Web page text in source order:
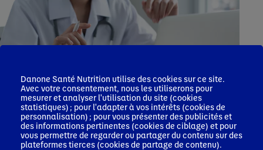
Accédez à nos formations !
Danone Santé Nutrition utilise des cookies sur ce site.
Avec votre consentement, nous les utiliserons pour
mesurer et analyser l'utilisation du site (cookies
statistiques) ; pour l'adapter à vos intérêts (cookies de
personnalisation) ; pour vous présenter des publicités et
des informations pertinentes (cookies de ciblage) et pour
vous permettre de regarder ou partager du contenu sur des
plateformes tierces (cookies de partage de contenu).